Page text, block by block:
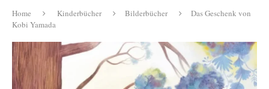
Home Kinderbücher Bilderbücher
Das Geschenk von
Kobi Yamada